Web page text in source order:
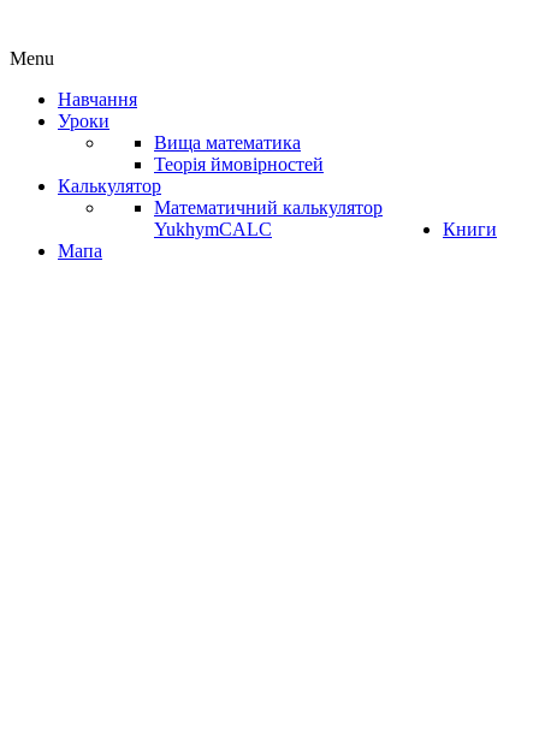
Menu
Навчання
Уроки
Вища математика
Теорія ймовірностей
Калькулятор
Математичний калькулятор
YukhymCALC
Книги
Мапа